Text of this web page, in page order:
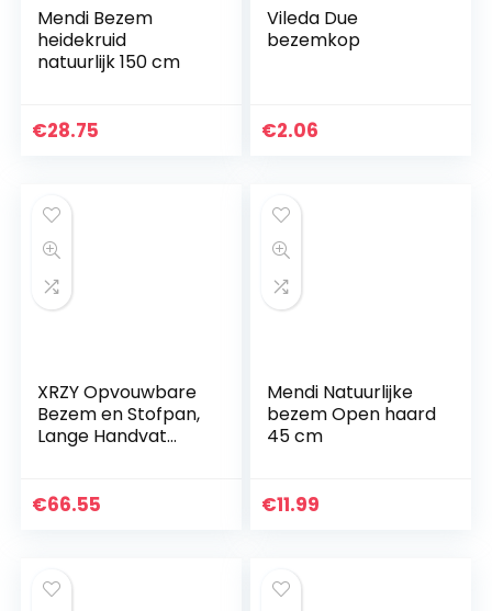
Mendi Bezem
heidekruid
natuurlijk 150 cm
€28.75
Vileda Due
bezemkop
€2.06
XRZY Opvouwbare
Bezem en Stofpan,
Lange Handvat
Buigbare Bezem
€66.55
Mendi Natuurlijke
bezem Open haard
45 cm
€11.99